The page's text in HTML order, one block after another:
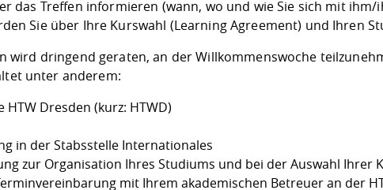
das Treffen informieren (wann, wo und wie Sie sich mit
Sie über Ihre Kurswahl (Learning Agreement) und Ihren
wird dringend geraten, an der Willkommenswoche
unter anderem:
Dresden (kurz: HTWD)
in der Stabsstelle Internationales
zur Organisation Ihres Studiums und bei der Auswahl Ihrer
mit Ihrem akademischen Betreuer an der